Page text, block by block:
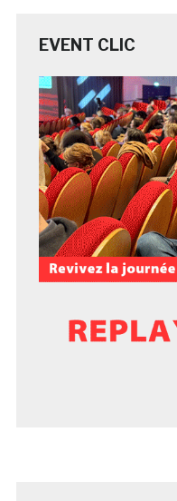
EVENT CLIC